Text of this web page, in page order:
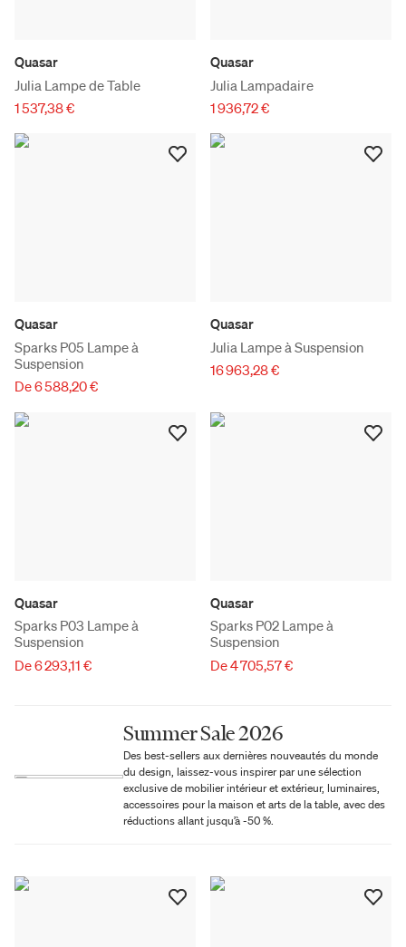
Quasar
Julia Lampe de Table
1 537,38 €
Quasar
Julia Lampadaire
1 936,72 €
Quasar
Sparks P05 Lampe à
Suspension
De 6 588,20 €
Quasar
Julia Lampe à Suspension
16 963,28 €
Quasar
Sparks P03 Lampe à
Suspension
De 6 293,11 €
Quasar
Sparks P02 Lampe à
Suspension
De 4 705,57 €
Summer Sale 2026
Des best-sellers aux dernières nouveautés du monde
du design, laissez-vous inspirer par une sélection
exclusive de mobilier intérieur et extérieur, luminaires,
accessoires pour la maison et arts de la table, avec des
réductions allant jusqu’à -50 %.